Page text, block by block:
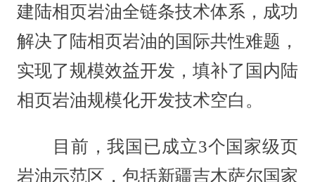
建陆相页岩油全链条技术体系，成功
解决了陆相页岩油的国际共性难题，
实现了规模效益开发，填补了国内陆
相页岩油规模化开发技术空白。
目前，我国已成立3个国家级页
岩油示范区，包括新疆吉木萨尔国家